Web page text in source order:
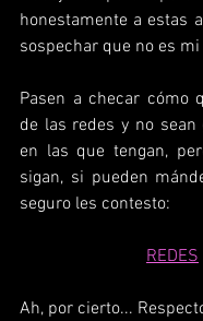
honestamente a estas
sospechar que no es
Pasen a checar cómo
de las redes y no sean
en las que tengan,
sigan, si pueden
seguro les contesto:
REDES
Ah, por cierto...